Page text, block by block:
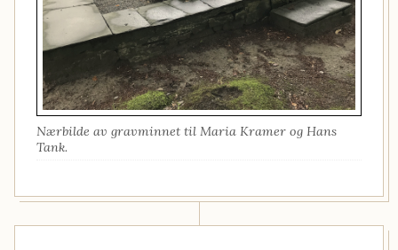
Nærbilde av gravminnet til Maria Kramer og Hans
Tank.